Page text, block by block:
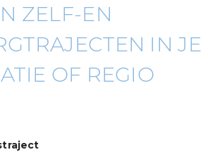
ZELF-EN
IN JE
OF REGIO